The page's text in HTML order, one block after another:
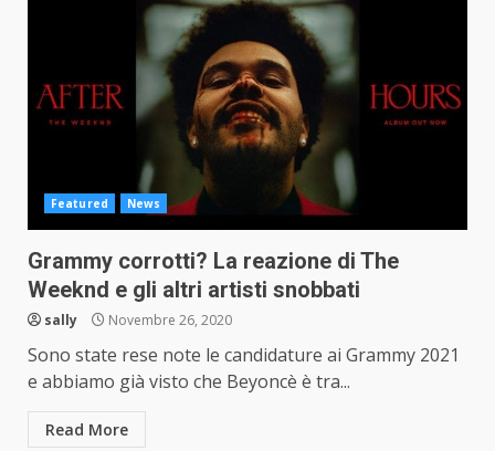
Featured News
Grammy corrotti? La reazione di The
Weeknd e gli altri artisti snobbati
sally Novembre 26, 2020
Sono state rese note le candidature ai Grammy 2021
e abbiamo già visto che Beyoncè è tra...
Read More